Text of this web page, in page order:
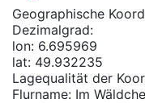
Geographische
Dezimalgrad:
lon: 6.695969
lat: 49.932235
Lagequalität der
Flurname: Im